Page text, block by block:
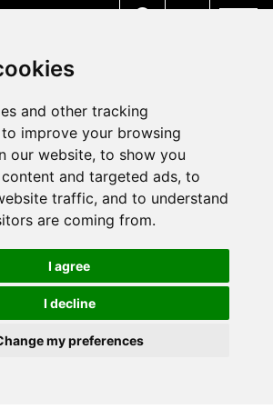
and other tracking
improve your browsing
our website, to show you
and targeted ads, to
traffic, and to understand
are coming from.
I agree
I decline
my preferences